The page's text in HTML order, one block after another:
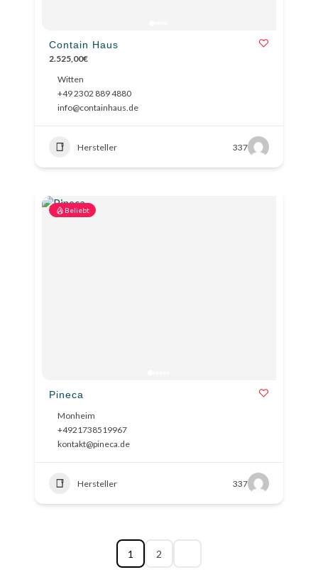
Contain Haus
2.525,00€
Witten
+49 2302 889 4880
info@containhaus.de
Hersteller 337
Beliebt
Pineca
Monheim
+4921738519967
kontakt@pineca.de
Hersteller 337
1 2